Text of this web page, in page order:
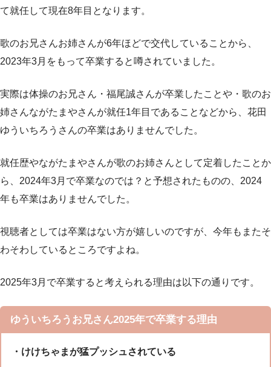
て就任して現在8年目となります。
歌のお兄さんお姉さんが6年ほどで交代していることから、
2023年3月をもって卒業すると噂されていました。
実際は体操のお兄さん・福尾誠さんが卒業したことや・歌のお
姉さんながたまやさんが就任1年目であることなどから、花田
ゆういちろうさんの卒業はありませんでした。
就任歴やながたまやさんが歌のお姉さんとして定着したことか
ら、2024年3月で卒業なのでは？と予想されたものの、2024
年も卒業はありませんでした。
視聴者としては卒業はない方が嬉しいのですが、今年もまたそ
わそわしているところですよね。
2025年3月で卒業すると考えられる理由は以下の通りです。
ゆういちろうお兄さん2025年で卒業する理由
・けけちゃまが猛プッシュされている